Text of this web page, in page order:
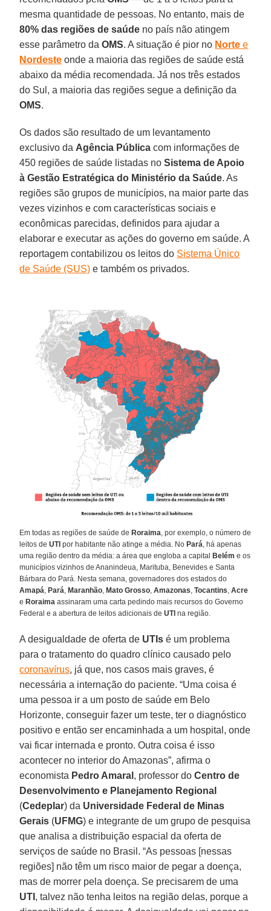
mesma quantidade de pessoas. No entanto, mais de
80% das regiões de saúde no país não atingem
esse parâmetro daOMS. A situação é pior no Norte e
Nordeste onde a maioria das regiões de saúde está
abaixo da média recomendada. Já nos três estados
do Sul, a maioria das regiões segue a definição da
OMS.
Os dados são resultado de um levantamento
exclusivo da Agência Pública com informações de
450 regiões de saúde listadas noSistema de Apoio
à Gestão Estratégica do Ministério da Saúde. As
regiões são grupos de municípios, na maior parte das
vezes vizinhos e com características sociais e
econômicas parecidas, definidos para ajudar a
elaborar e executar as ações do governo em saúde. A
reportagem contabilizou os leitos do Sistema Único
de Saúde (SUS) e também os privados.
Em todas as regiões de saúde deRoraima , por exemplo, o número de
leitos deUTI por habitante não atinge a média. NoPará , há apenas
uma região dentro da média: a área que engloba a capitalBelém e os
municípios vizinhos de Ananindeua, Marituba, Benevides e Santa
Bárbara do Pará. Nesta semana, governadores dos estados do
Amapá ,Pará ,Maranhão ,Mato Grosso ,Amazonas ,Tocantins ,Acre
eRoraima assinaram uma carta pedindo mais recursos do Governo
Federal e a abertura de leitos adicionais deUTI na região.
A desigualdade de oferta de UTIs é um problema
para o tratamento do quadro clínico causado pelo
coronavírus, já que, nos casos mais graves, é
necessária a internação do paciente. “Uma coisa é
uma pessoa ir a um posto de saúde em Belo
Horizonte, conseguir fazer um teste, ter o diagnóstico
positivo e então ser encaminhada a um hospital, onde
vai ficar internada e pronto. Outra coisa é isso
acontecer no interior do Amazonas”, afirma o
economista Pedro Amaral , professor doCentro de
Desenvolvimento e Planejamento Regional
(Cedeplar) da Universidade Federal de Minas
Gerais (UFMG) e integrante de um grupo de pesquisa
que analisa a distribuição espacial da oferta de
serviços de saúde no Brasil. “As pessoas [nessas
regiões] não têm um risco maior de pegar a doença,
mas de morrer pela doença. Se precisarem de uma
UTI , talvez não tenha leitos na região delas, porque a